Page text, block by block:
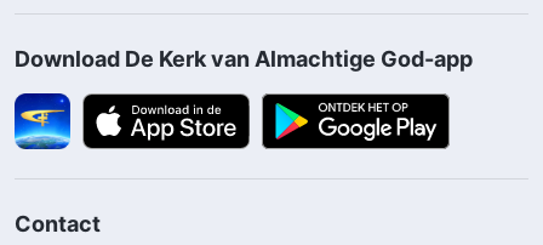
Download De Kerk van Almachtige God-app
Contact